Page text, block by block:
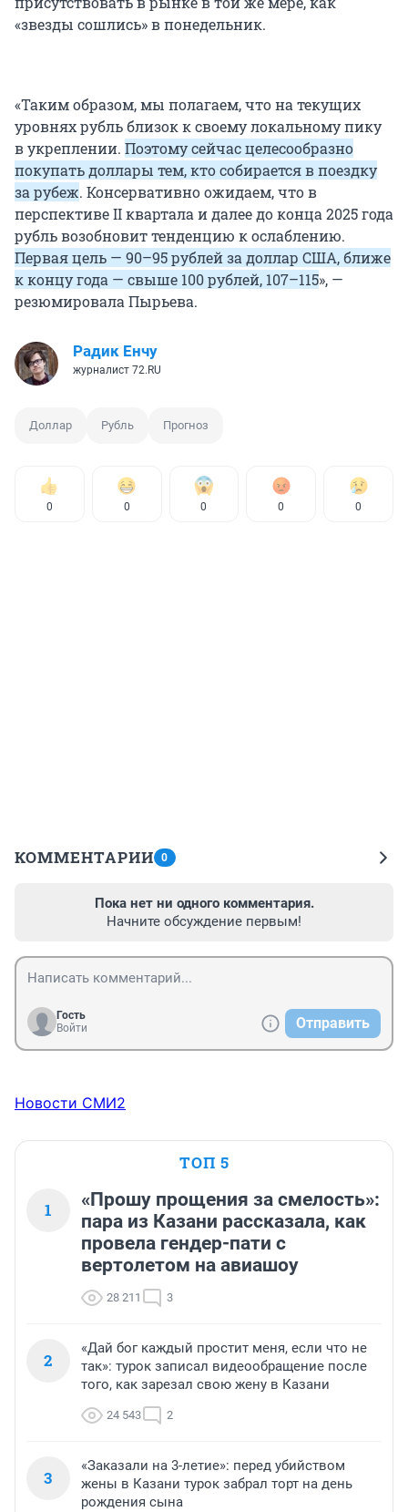
«звезды сошлись» в понедельник.
«Таким образом, мы полагаем, что на текущих
уровнях рубль близок к своему локальному пику
в укреплении. Поэтому сейчас целесообразно
покупать доллары тем, кто собирается в поездку
за рубеж. Консервативно ожидаем, что в
перспективе II квартала и далее до конца 2025 года
рубль возобновит тенденцию к ослаблению.
Первая цель — 90–95 рублей за доллар США, ближе
к концу года — свыше 100 рублей, 107–115», —
резюмировала Пырьева.
Радик Енчу
журналист 72.RU
Доллар Рубль Прогноз
0 0 0 0 0
КОММЕНТАРИИ 0
Пока нет ни одного комментария.
Начните обсуждение первым!
Гость
Войти
Отправить
Новости СМИ2
ТОП 5
1
«Прошу прощения за смелость»:
пара из Казани рассказала, как
провела гендер-пати с
вертолетом на авиашоу
28 211 3
2
«Дай бог каждый простит меня, если что не
так»: турок записал видеообращение после
того, как зарезал свою жену в Казани
24 543 2
3
«Заказали на 3-летие»: перед убийством
жены в Казани турок забрал торт на день
рождения сына